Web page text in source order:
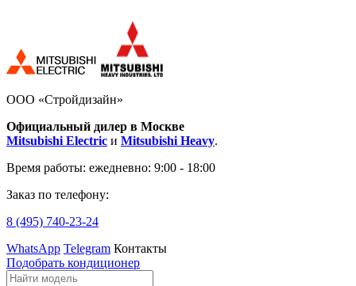
ООО «Стройдизайн»
Официальный дилер в Москве
Mitsubishi Electric и Mitsubishi Heavy.
Время работы: ежедневно: 9:00 - 18:00
Заказ по телефону:
8 (495) 740-23-24
WhatsApp Telegram Контакты
Подобрать кондиционер